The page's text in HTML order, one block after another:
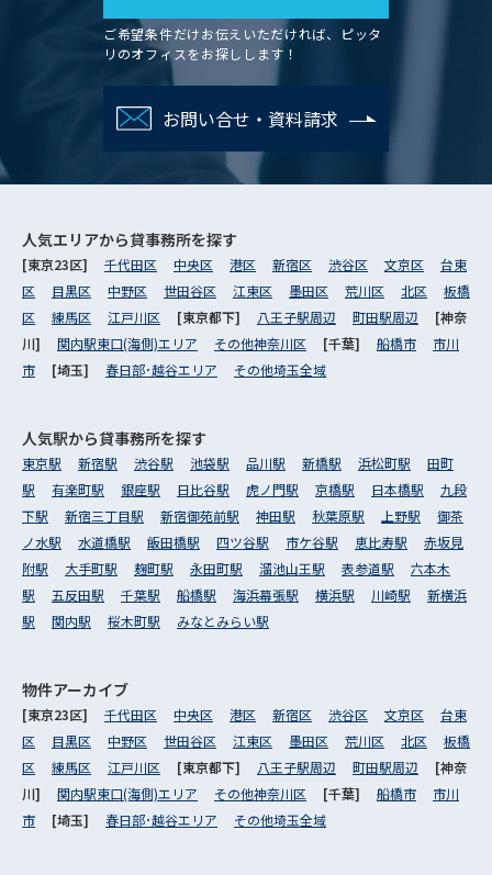
ご希望条件だけお伝えいただければ、ピッタ
リのオフィスをお探しします！
お問い合せ・資料請求
人気エリアから貸事務所を探す
[東京23区] 千代田区 中央区 港区 新宿区 渋谷区 文京区
台東
区
目黒区 中野区 世田谷区 江東区 墨田区 荒川区 北区
板橋
区
練馬区 江戸川区 [東京都下] 八王子駅周辺 町田駅周辺
[神奈
川] 関内駅東口(海側)エリア その他神奈川区 [千葉] 船橋市
市川
市
[埼玉] 春日部･越谷エリア その他埼玉全域
人気駅から貸事務所を探す
東京駅 新宿駅 渋谷駅 池袋駅 品川駅 新橋駅 浜松町駅
田町
駅
有楽町駅 銀座駅 日比谷駅 虎ノ門駅 京橋駅 日本橋駅
九段
下駅
新宿三丁目駅 新宿御苑前駅 神田駅 秋葉原駅 上野駅
御茶
ノ水駅
水道橋駅 飯田橋駅 四ツ谷駅 市ケ谷駅 恵比寿駅
赤坂見
附駅
大手町駅 麹町駅 永田町駅 溜池山王駅 表参道駅
六本木
駅
五反田駅 千葉駅 船橋駅 海浜幕張駅 横浜駅 川崎駅
新横浜
駅
関内駅 桜木町駅 みなとみらい駅
物件アーカイブ
[東京23区] 千代田区 中央区 港区 新宿区 渋谷区 文京区
台東
区
目黒区 中野区 世田谷区 江東区 墨田区 荒川区 北区
板橋
区
練馬区 江戸川区 [東京都下] 八王子駅周辺 町田駅周辺
[神奈
川] 関内駅東口(海側)エリア その他神奈川区 [千葉] 船橋市
市川
市
[埼玉] 春日部･越谷エリア その他埼玉全域